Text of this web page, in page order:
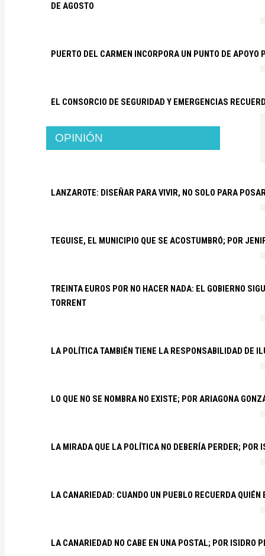
DE AGOSTO
PUERTO DEL CARMEN INCORPORA UN PUNTO DE
EL CONSORCIO DE SEGURIDAD Y EMERGENCIAS
OPINIÓN
LANZAROTE: DISEÑAR PARA VIVIR, NO SOLO PARA
TEGUISE, EL MUNICIPIO QUE SE ACOSTUMBRÓ; POR
TREINTA EUROS POR NO HACER NADA: EL GOBIERNO
TORRENT
LA POLÍTICA TAMBIÉN TIENE LA RESPONSABILIDAD DE
LO QUE NO SE NOMBRA NO EXISTE; POR ARIAGONA
LA MIRADA QUE LA POLÍTICA NO DEBERÍA PERDER; POR
LA CANARIEDAD: CUANDO UN PUEBLO RECUERDA QUIÉN
LA CANARIEDAD NO CABE EN UNA POSTAL; POR ISIDRO